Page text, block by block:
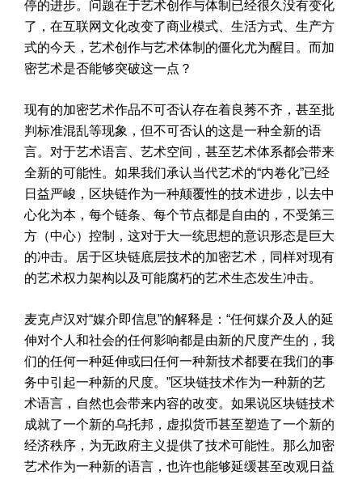
停的进步。问题在于艺术创作与体制已经很久没有变化
了，在互联网文化改变了商业模式、生活方式、生产方
式的今天，艺术创作与艺术体制的僵化尤为醒目。而加
密艺术是否能够突破这一点？
现有的加密艺术作品不可否认存在着良莠不齐，甚至批
判标准混乱等现象，但不可否认的这是一种全新的语
言。对于艺术语言、艺术空间，甚至艺术体系都会带来
全新的可能性。如果我们承认当代艺术的“内卷化”已经
日益严峻，区块链作为一种颠覆性的技术进步，以去中
心化为本，每个链条、每个节点都是自由的，不受第三
方（中心）控制，这对于大一统思想的意识形态是巨大
的冲击。居于区块链底层技术的加密艺术，同样对现有
的艺术权力架构以及可能腐朽的艺术生态发生冲击。
麦克卢汉对“媒介即信息”的解释是：“任何媒介及人的延
伸对个人和社会的任何影响都是由新的尺度产生的，我
们的任何一种延伸或曰任何一种新技术都要在我们的事
务中引起一种新的尺度。”区块链技术作为一种新的艺
术语言，自然也会带来内容的改变。如果说区块链技术
成就了一个新的乌托邦，虚拟货币甚至塑造了一个新的
经济秩序，为无政府主义提供了技术可能性。那么加密
艺术作为一种新的语言，也许也能够延缓甚至改观日益